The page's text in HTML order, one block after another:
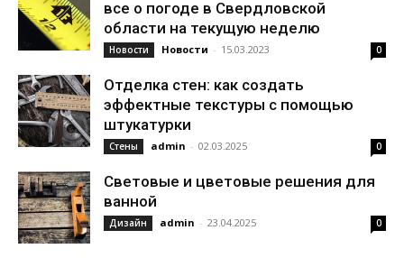
все о погоде в Свердловской
области на текущую неделю
Новости Новости - 15.03.2023 0
Отделка стен: как создать
эффектные текстуры с помощью
штукатурки
Стены admin - 02.03.2025 0
Световые и цветовые решения для
ванной
Дизайн admin - 23.04.2025 0